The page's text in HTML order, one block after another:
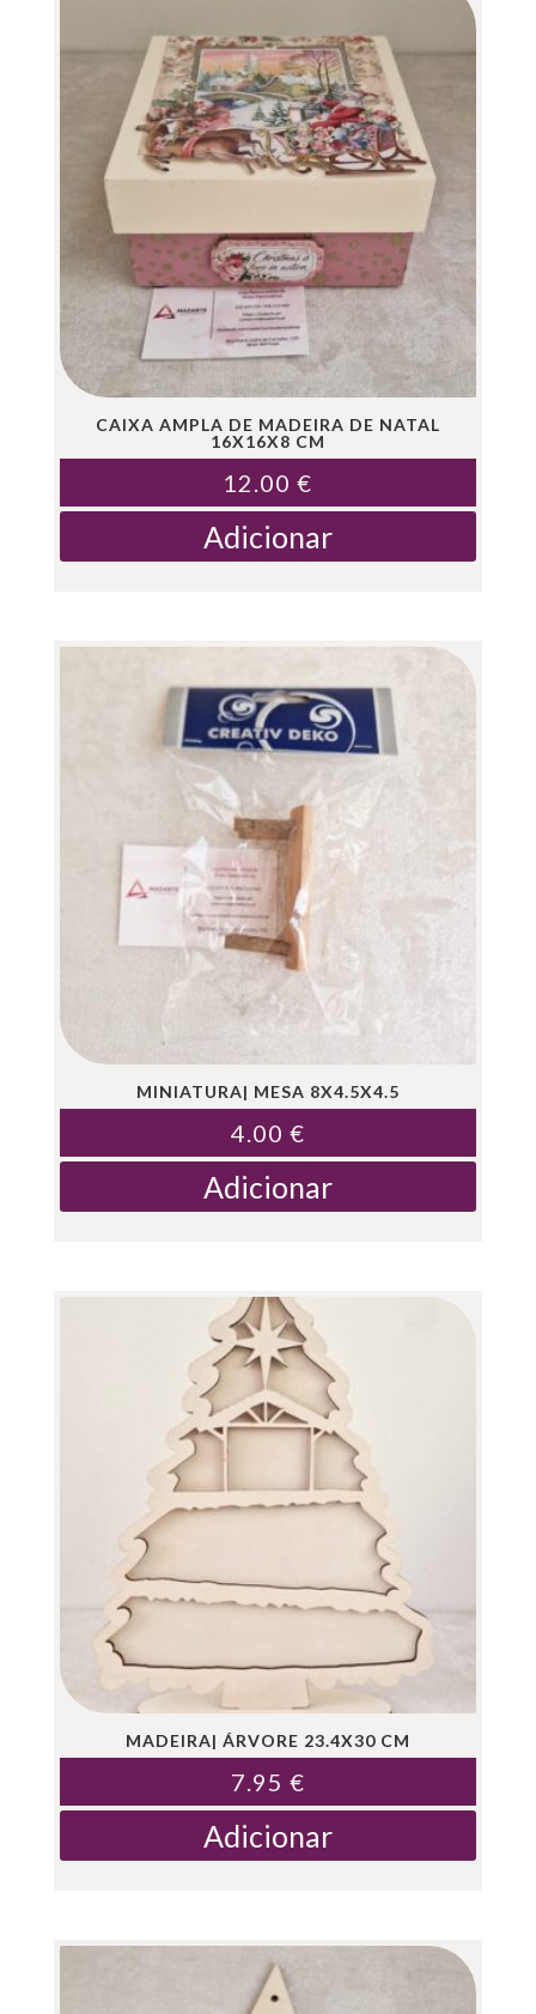
CAIXA AMPLA DE MADEIRA DE NATAL
16X16X8 CM
12.00€
Adicionar
MINIATURA| MESA 8X4.5X4.5
4.00 €
Adicionar
MADEIRA| ÁRVORE 23.4X30 CM
7.95 €
Adicionar